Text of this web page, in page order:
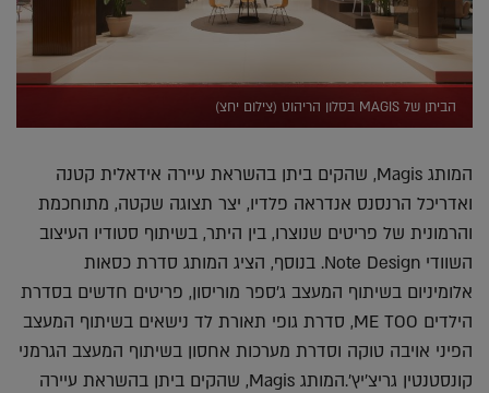
הביתן של MAGIS בסלון הריהוט (צילום יחצ)
המותג Magis, שהקים ביתן בהשראת עיירה אידאלית קטנה
ואדריכל הרנסנס אנדראה פלדיו, יצר תצוגה שקטה, מתוחכמת
והרמונית של פריטים שנוצרו, בין היתר, בשיתוף סטודיו העיצוב
השוודי Note Design. בנוסף, הציג המותג סדרת כסאות
אלומיניום בשיתוף המעצב ג'ספר מוריסון, פריטים חדשים בסדרת
הילדים ME TOO, סדרת גופי תאורת לד נישאים בשיתוף המעצב
הפיני אויבה טוקה וסדרת מערכות אחסון בשיתוף המעצב הגרמני
קונסטנטין גריצ'יץ'.המותג Magis, שהקים ביתן בהשראת עיירה